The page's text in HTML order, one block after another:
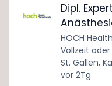
Dipl.
HOCH
Vollzeit
St. Gallen,
vor 2Tg